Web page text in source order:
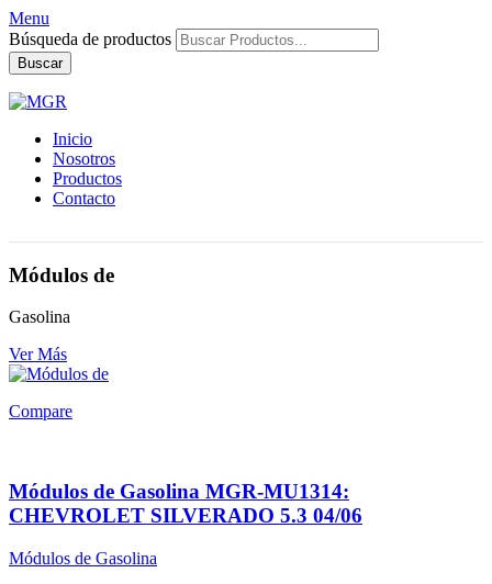
Menu
Búsqueda de productos
Buscar
Inicio
Nosotros
Productos
Contacto
Módulos de
Gasolina
Ver Más
Compare
Módulos de Gasolina MGR-MU1314:
CHEVROLET SILVERADO 5.3 04/06
Módulos de Gasolina